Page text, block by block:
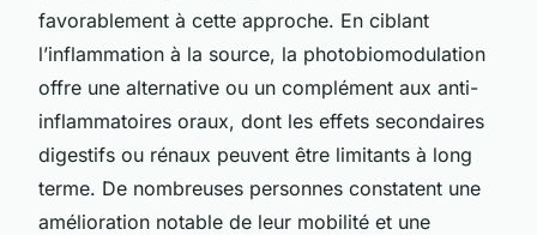
favorablement à cette approche. En ciblant
l’inflammation à la source, la photobiomodulation
offre une alternative ou un complément aux anti-
inflammatoires oraux, dont les effets secondaires
digestifs ou rénaux peuvent être limitants à long
terme. De nombreuses personnes constatent une
amélioration notable de leur mobilité et une